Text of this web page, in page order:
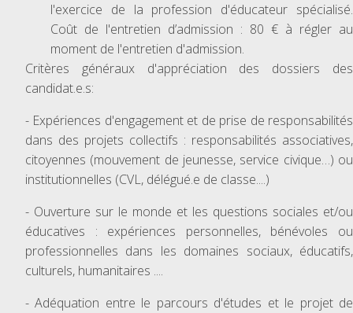
l'exercice de la profession d'éducateur spécialisé.
Coût de l'entretien d’admission : 80 € à régler au
moment de l'entretien d'admission.
Critères généraux d'appréciation des dossiers des
candidat.e.s:
- Expériences d'engagement et de prise de responsabilités
dans des projets collectifs : responsabilités associatives,
citoyennes (mouvement de jeunesse, service civique…) ou
institutionnelles (CVL, délégué.e de classe....)
- Ouverture sur le monde et les questions sociales et/ou
éducatives : expériences personnelles, bénévoles ou
professionnelles dans les domaines sociaux, éducatifs,
culturels, humanitaires ....
- Adéquation entre le parcours d'études et le projet de